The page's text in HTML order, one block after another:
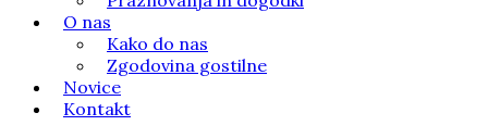
O nas
Kako do nas
Zgodovina gostilne
Novice
Kontakt